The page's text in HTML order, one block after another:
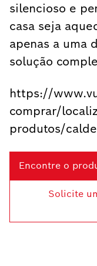
silencioso e
casa seja
apenas a uma
solução
https://
comprar/
produtos/
Encontre o
Solicite